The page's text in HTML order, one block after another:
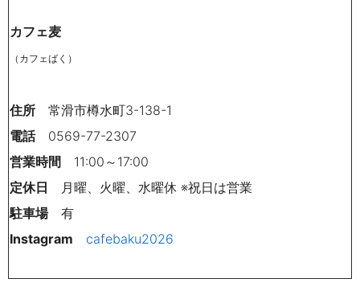
カフェ麦
（カフェばく）
住所 常滑市樽水町3-138-1
電話0569-77-2307
営業時間 11:00～17:00
定休日 月曜、火曜、水曜休 ※祝日は営業
駐車場有
Instagram
cafebaku2026